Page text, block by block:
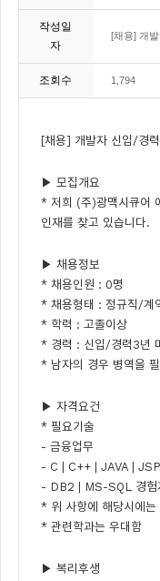
작성일
자
[채용] 개
조회수 1,794
[채용] 개발자 신입/경
▶ 모집개요
* 저희 (주)광맥시큐어
인재를 찾고 있습니다.
▶ 채용정보
* 채용인원 : 0명
* 채용형태 : 정규직/계
* 학력 : 고졸이상
* 경력 : 신입/경력3년
* 남자의 경우 병역을
▶ 자격요건
* 필요기술
- 금융업무
- C | C++ | JAVA |
- DB2 | MS-SQL 경험
* 위 사항에 해당시에는
* 관련학과는 우대함
▶ 복리후생